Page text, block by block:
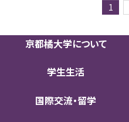
1
京都橘大学について
学生生活
国際交流・留学